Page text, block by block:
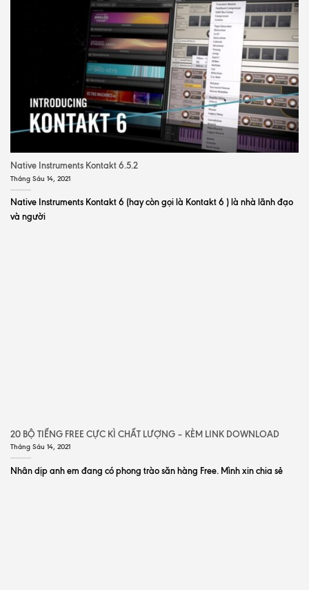
Native Instruments Kontakt 6.5.2
Tháng Sáu 14, 2021
Native Instruments Kontakt 6 (hay còn gọi là Kontakt 6 ) là nhà lãnh đạo
và người
20 BỘ TIẾNG FREE CỰC KÌ CHẤT LƯỢNG – KÈM LINK DOWNLOAD
Tháng Sáu 14, 2021
Nhân dịp anh em đang có phong trào săn hàng Free. Mình xin chia sẻ